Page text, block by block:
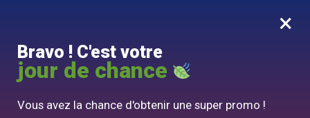
0
10% offert pour 50€ d’achats avec le code DJINN10
×
Bravo ! C'est votre
jour de chance
Vous avez la chance d'obtenir une super promo !